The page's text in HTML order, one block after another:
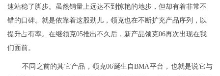
速站稳了脚步。虽然销量上远达不到惊艳的地步，但却有着非常不
错的口碑。就是依靠着这股劲儿，领克也在不断扩充产品序列，以
提升占有率。在继领克05推出不久后，新产品领克06再次出现在我
们面前。
不同之前的其它产品，领克06诞生自BMA平台，也就是说它与